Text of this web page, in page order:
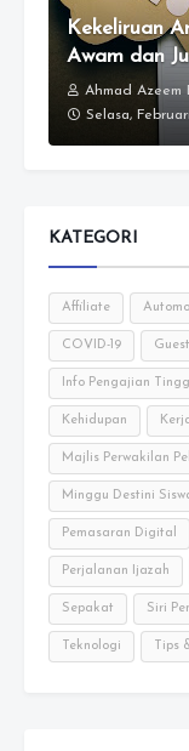
Kekeliruan
Awam dan
Ahmad Azeem
Selasa,
KATEGORI
Affiliate
COVID-19
Info Pengajian
Kehidupan
Majlis Perwakilan
Minggu Destini
Pemasaran Digital
Perjalanan Ijazah
Sepakat Siri
Teknologi Tips